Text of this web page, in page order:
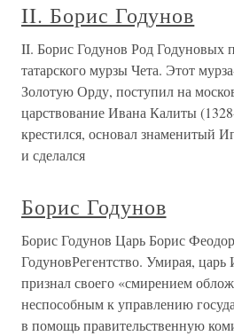
II. Борис Годунов
II. Борис Годунов Род Годуновых
татарского мурзы Чета. Этот
Золотую Орду, поступил на
царствование Ивана Калиты
крестился, основал знаменитый
и сделался
Борис Годунов
Борис Годунов Царь Борис
ГодуновРегентство. Умирая,
признал своего «смирением
неспособным к управлению
в помощь правительственную